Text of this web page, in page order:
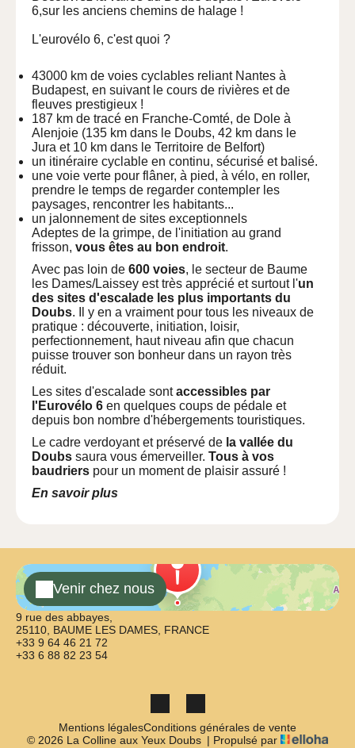
6,sur les anciens chemins de halage !
L'eurovélo 6, c'est quoi ?
43000 km de voies cyclables reliant Nantes à
Budapest, en suivant le cours de rivières et de
fleuves prestigieux !
187 km de tracé en Franche-Comté, de Dole à
Alenjoie (135 km dans le Doubs, 42 km dans le
Jura et 10 km dans le Territoire de Belfort)
un itinéraire cyclable en continu, sécurisé et balisé.
une voie verte pour flâner, à pied, à vélo, en roller,
prendre le temps de regarder contempler les
paysages, rencontrer les habitants...
un jalonnement de sites exceptionnels
Adeptes de la grimpe, de l'initiation au grand
frisson, vous êtes au bon endroit.
Avec pas loin de 600 voies, le secteur de Baume
les Dames/Laissey est très apprécié et surtout l'un
des sites d'escalade les plus importants du
Doubs. Il y en a vraiment pour tous les niveaux de
pratique : découverte, initiation, loisir,
perfectionnement, haut niveau afin que chacun
puisse trouver son bonheur dans un rayon très
réduit.
Les sites d'escalade sontaccessibles par
l'Eurovélo 6 en quelques coups de pédale et
depuis bon nombre d'hébergements touristiques.
Le cadre verdoyant et préservé de la vallée du
Doubs saura vous émerveiller. Tous à vos
baudriers pour un moment de plaisir assuré !
En savoir plus
Venir chez nous
9 rue des abbayes,
25110, BAUME LES DAMES, FRANCE
+33 9 64 46 21 72
+33 6 88 82 23 54
Mentions légalesConditions générales de vente
© 2026 La Colline aux Yeux Doubs | Propulsé par